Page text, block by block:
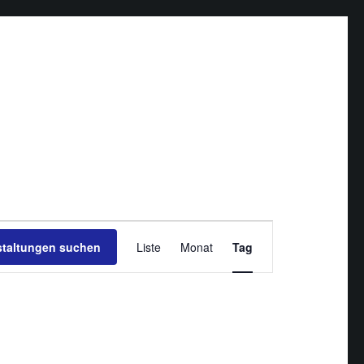
suchen
Ansichten-
Liste Monat Tag